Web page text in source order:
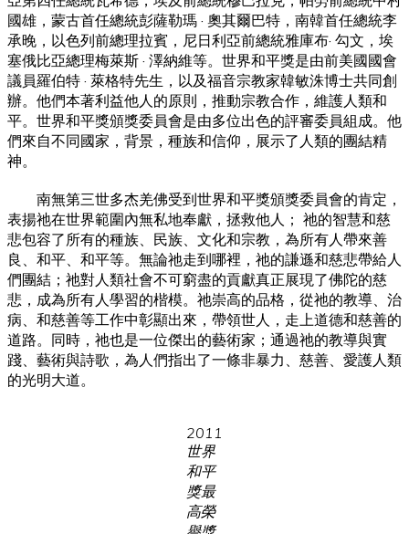
國雄，蒙古首任總統彭薩勒瑪 · 奧其爾巴特，南韓首任總統李
承晚，以色列前總理拉賓，尼日利亞前總統雅庫布· 勾文，埃
塞俄比亞總理梅萊斯 · 澤納維等。世界和平獎是由前美國國會
議員羅伯特 · 萊格特先生，以及福音宗教家韓敏洙博士共同創
辦。他們本著利益他人的原則，推動宗教合作，維護人類和
平。世界和平獎頒獎委員會是由多位出色的評審委員組成。他
們來自不同國家，背景，種族和信仰，展示了人類的團結精
神。
南無第三世多杰羌佛受到世界和平獎頒獎委員會的肯定，
表揚祂在世界範圍內無私地奉獻，拯救他人； 祂的智慧和慈
悲包容了所有的種族、民族、文化和宗教，為所有人帶來善
良、和平、和平等。無論祂走到哪裡，祂的謙遜和慈悲帶給人
們團結；祂對人類社會不可窮盡的貢獻真正展現了佛陀的慈
悲，成為所有人學習的楷模。祂崇高的品格，從祂的教導、治
病、和慈善等工作中彰顯出來，帶領世人，走上道德和慈善的
道路。同時，祂也是一位傑出的藝術家；通過祂的教導與實
踐、藝術與詩歌，為人們指出了一條非暴力、慈善、愛護人類
的光明大道。
2011
世界
和平
獎最
高榮